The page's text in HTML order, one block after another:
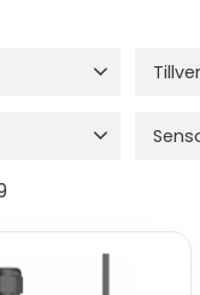
Elsys